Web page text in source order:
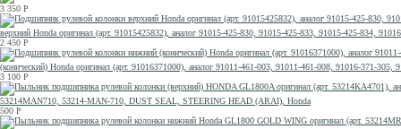
3 350 Р
верхний Honda оригинал (арт. 91015425832), аналог 91015-425-830, 91015-425-833, 91015-425-834,
2 450 Р
(конический) Honda оригинал (арт. 91016371000), аналог 91011-461-003, 91011-461-008, 91016-371-
3 100 Р
53214MAN710, 53214-MAN-710, DUST SEAL, STEERING HEAD (ARAI), Honda
500 Р